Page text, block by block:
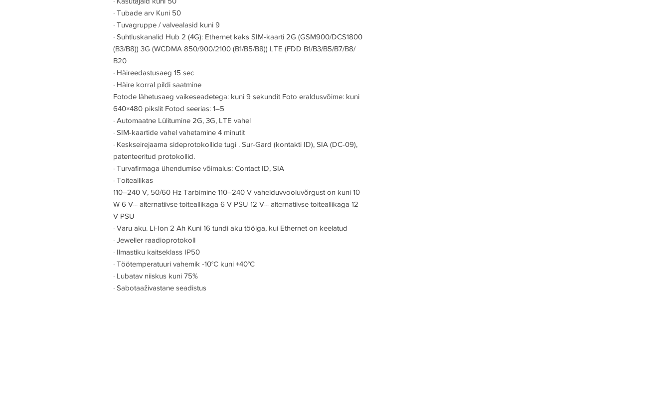
· Tubade arv Kuni 50
· Tuvagruppe / valvealasid kuni 9
· Suhtluskanalid Hub 2 (4G): Ethernet kaks SIM-kaarti 2G (GSM900/DCS1800
(B3/B8)) 3G (WCDMA 850/900/2100 (B1/B5/B8)) LTE (FDD B1/B3/B5/B7/B8/
B20
· Häireedastusaeg 15 sec
· Häire korral pildi saatmine
Fotode lähetusaeg vaikeseadetega: kuni 9 sekundit Foto eraldusvõime: kuni
640×480 pikslit Fotod seerias: 1–5
· Automaatne Lülitumine 2G, 3G, LTE vahel
· SIM-kaartide vahel vahetamine 4 minutit
· Keskseirejaama sideprotokollide tugi . Sur-Gard (kontakti ID), SIA (DC-09),
patenteeritud protokollid.
· Turvafirmaga ühendumise võimalus: Contact ID, SIA
· Toiteallikas
110–240 V, 50/60 Hz Tarbimine 110–240 V vahelduvvooluvõrgust on kuni 10
W 6 V⎓ alternatiivse toiteallikaga 6 V PSU 12 V⎓ alternatiivse toiteallikaga 12
V PSU
· Varu aku. Li-Ion 2 Аh Kuni 16 tundi aku tööiga, kui Ethernet on keelatud
· Jeweller raadioprotokoll
· Ilmastiku kaitseklass IP50
· Töötemperatuuri vahemik -10°С kuni +40°С
· Lubatav niiskus kuni 75%
· Sabotaaživastane seadistus